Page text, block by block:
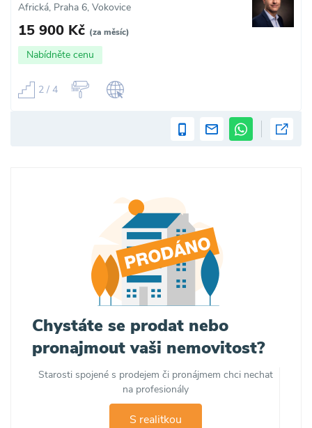
Africká, Praha 6, Vokovice
15 900 Kč (za měsíc)
Nabídněte cenu
2 / 4
Chystáte se prodat nebo
pronajmout vaši nemovitost?
Starosti spojené s prodejem či pronájmem chci nechat
na profesionály
S realitkou